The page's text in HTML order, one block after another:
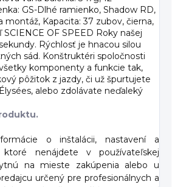
GS-Dlhé ramienko, Shadow RD,
montáž, Kapacita: 37 zubov, čierna,
OF SPEED Roky našej
Rýchlosť je hnacou silou
sád. Konštruktéri spoločnosti
komponenty a funkcie tak,
pôžitok z jazdy, či už špurtujete
alebo zdolávate neďaleký
o inštalácii, nastavení a
nenájdete v používateľskej
na mieste zakúpenia alebo u
určený pre profesionálnych a